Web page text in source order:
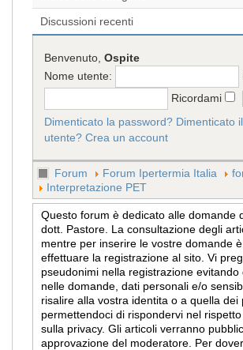
Discussioni recenti
Benvenuto,Ospite
Nome utente:
Ricordami
Dimenticato la password? Dimenticato
utente? Crea un account
Forum Forum Ipertermia Italia
Interpretazione PET
Questo forum è dedicato alle domande
dott. Pastore. La consultazione degli
mentre per inserire le vostre domande
effettuare la registrazione al sito. Vi
pseudonimi nella registrazione evitando
nelle domande, dati personali e/o
risalire alla vostra identita o a quella dei
permettendoci di rispondervi nel
sulla privacy. Gli articoli verranno
approvazione del moderatore. Per